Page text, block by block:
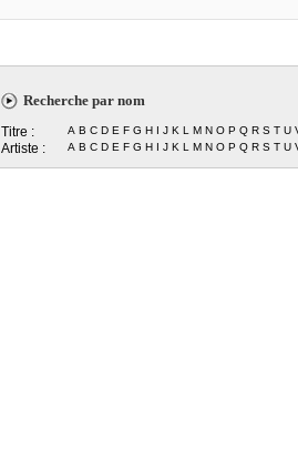
Recherche par nom
Titre : A B C D E F G H I J K L M N O P Q R S T U
Artiste : A B C D E F G H I J K L M N O P Q R S T U